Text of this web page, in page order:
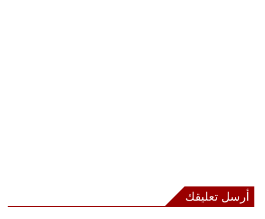
أرسل تعليقك